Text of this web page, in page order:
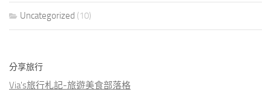
Uncategorized (10)
分享旅行
Via's旅行札記-旅遊美食部落格